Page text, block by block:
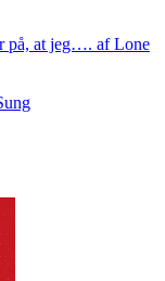
på, at jeg…. af Lone